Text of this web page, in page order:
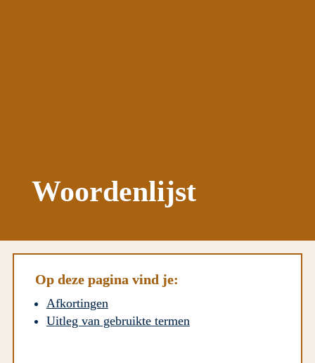
Woordenlijst
Op deze pagina vind je:
Afkortingen
Uitleg van gebruikte termen